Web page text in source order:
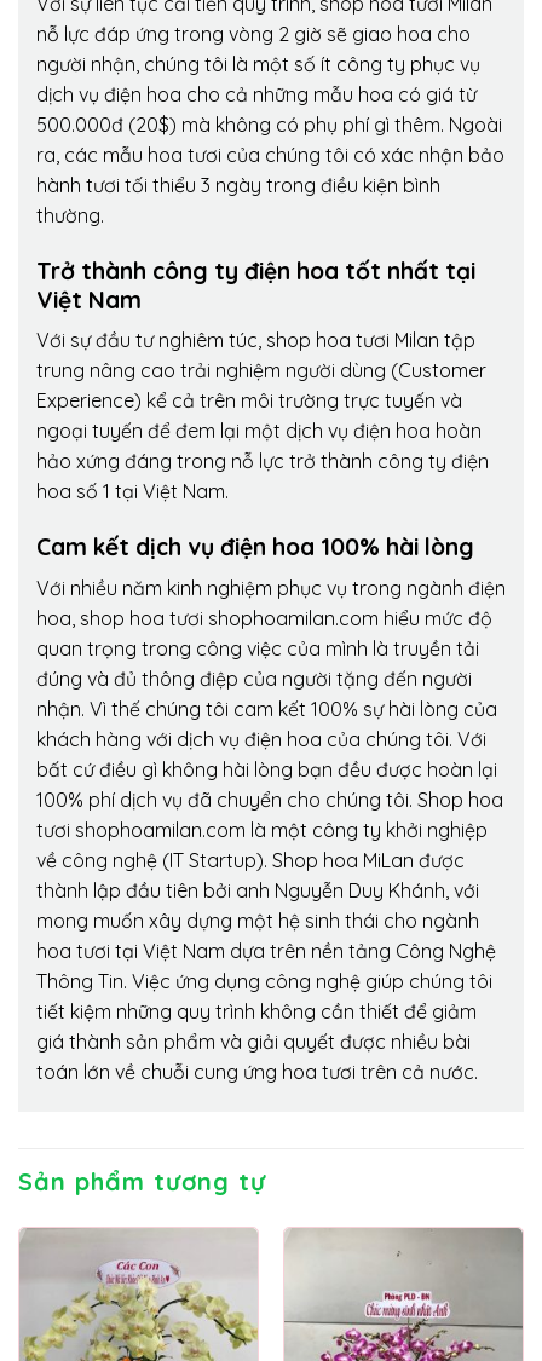
nỗ lực đáp ứng trong vòng 2 giờ sẽ giao hoa cho
người nhận, chúng tôi là một số ít công ty phục vụ
dịch vụ điện hoa cho cả những mẫu hoa có giá từ
500.000đ (20$) mà không có phụ phí gì thêm. Ngoài
ra, các mẫu hoa tươi của chúng tôi có xác nhận bảo
hành tươi tối thiểu 3 ngày trong điều kiện bình
thường.
Trở thành công ty điện hoa tốt nhất tại
Việt Nam
Với sự đầu tư nghiêm túc, shop hoa tươi Milan tập
trung nâng cao trải nghiệm người dùng (Customer
Experience) kể cả trên môi trường trực tuyến và
ngoại tuyến để đem lại một dịch vụ điện hoa hoàn
hảo xứng đáng trong nỗ lực trở thành công ty điện
hoa số 1 tại Việt Nam.
Cam kết dịch vụ điện hoa 100% hài lòng
Với nhiều năm kinh nghiệm phục vụ trong ngành điện
hoa, shop hoa tươi shophoamilan.com hiểu mức độ
quan trọng trong công việc của mình là truyền tải
đúng và đủ thông điệp của người tặng đến người
nhận. Vì thế chúng tôi cam kết 100% sự hài lòng của
khách hàng với dịch vụ điện hoa của chúng tôi. Với
bất cứ điều gì không hài lòng bạn đều được hoàn lại
100% phí dịch vụ đã chuyển cho chúng tôi. Shop hoa
tươi shophoamilan.com là một công ty khởi nghiệp
về công nghệ (IT Startup). Shop hoa MiLan được
thành lập đầu tiên bởi anh Nguyễn Duy Khánh, với
mong muốn xây dựng một hệ sinh thái cho ngành
hoa tươi tại Việt Nam dựa trên nền tảng Công Nghệ
Thông Tin. Việc ứng dụng công nghệ giúp chúng tôi
tiết kiệm những quy trình không cần thiết để giảm
giá thành sản phẩm và giải quyết được nhiều bài
toán lớn về chuỗi cung ứng hoa tươi trên cả nước.
Sản phẩm tương tự